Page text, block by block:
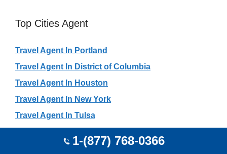
Top Cities Agent
Travel Agent In Portland
Travel Agent In District of Columbia
Travel Agent In Houston
Travel Agent In New York
Travel Agent In Tulsa
Travel Agent In Atlanta
1-(877) 768-0366